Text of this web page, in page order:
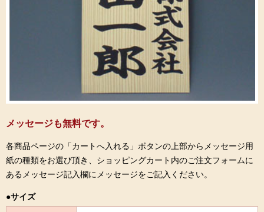
メッセージも無料です。
各商品ページの「カートへ入れる」ボタンの上部からメッセージ用
紙の種類をお選び頂き、ショッピングカート内のご注文フォームに
あるメッセージ記入欄にメッセージをご記入ください。
●サイズ